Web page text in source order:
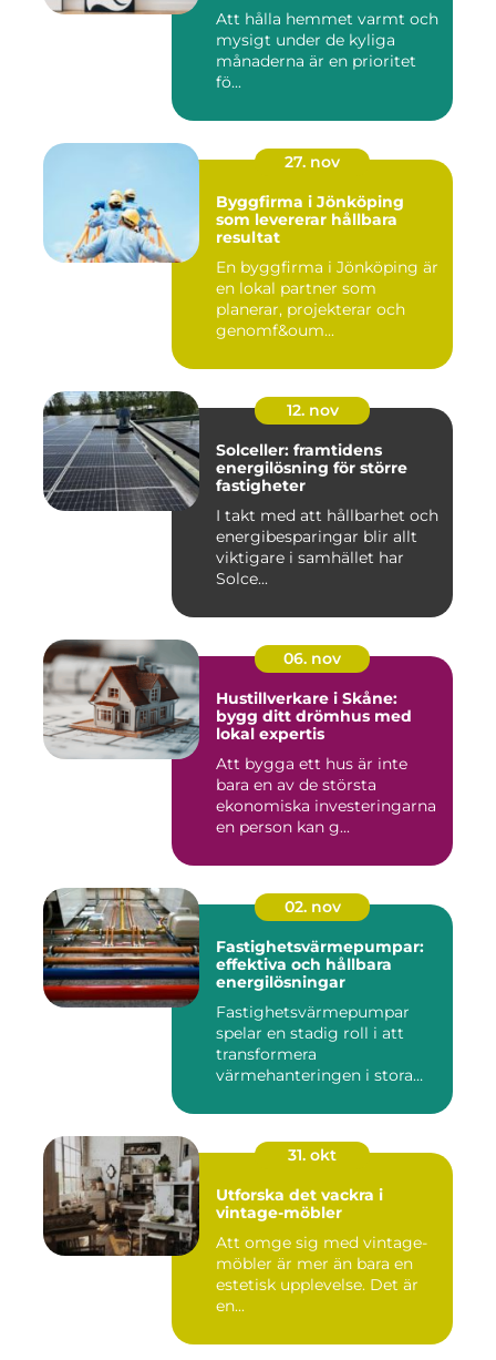
Att hålla hemmet varmt och
mysigt under de kyliga
månaderna är en prioritet
fö...
27. nov
Byggfirma i Jönköping
som levererar hållbara
resultat
En byggfirma i Jönköping är
en lokal partner som
planerar, projekterar och
genomf&oum...
12. nov
Solceller: framtidens
energilösning för större
fastigheter
I takt med att hållbarhet och
energibesparingar blir allt
viktigare i samhället har
Solce...
06. nov
Hustillverkare i Skåne:
bygg ditt drömhus med
lokal expertis
Att bygga ett hus är inte
bara en av de största
ekonomiska investeringarna
en person kan g...
02. nov
Fastighetsvärmepumpar:
effektiva och hållbara
energilösningar
Fastighetsvärmepumpar
spelar en stadig roll i att
transformera
värmehanteringen i stora
31. okt
Utforska det vackra i
vintage-möbler
Att omge sig med vintage-
möbler är mer än bara en
estetisk upplevelse. Det är
en...